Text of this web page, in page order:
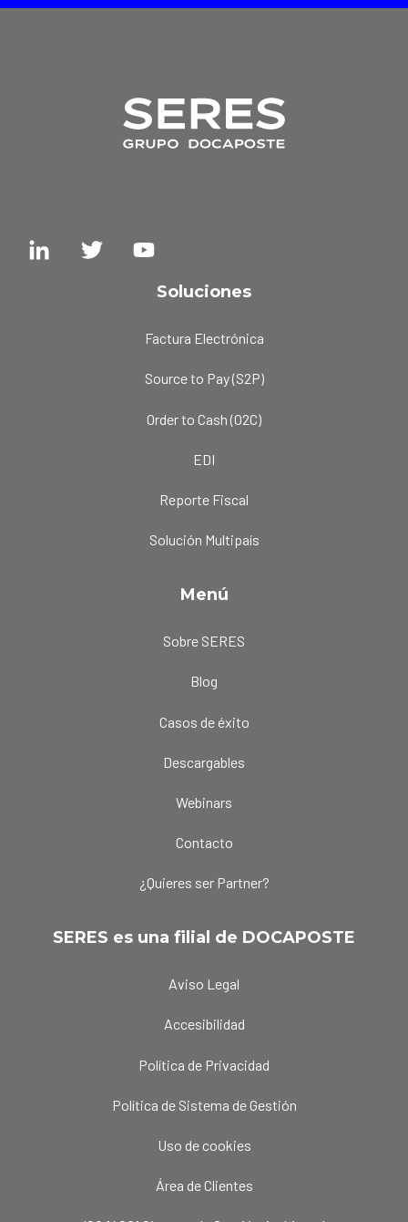
Soluciones
Factura Electrónica
Source to Pay (S2P)
Order to Cash (O2C)
EDI
Reporte Fiscal
Solución Multipaís
Menú
Sobre SERES
Blog
Casos de éxito
Descargables
Webinars
Contacto
¿Quieres ser Partner?
SERES es una filial de DOCAPOSTE
Aviso Legal
Accesibilidad
Política de Privacidad
Política de Sistema de Gestión
Uso de cookies
Área de Clientes